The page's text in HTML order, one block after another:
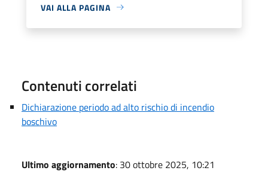
VAI ALLA PAGINA
Contenuti correlati
Dichiarazione periodo ad alto rischio di incendio
boschivo
Ultimo aggiornamento: 30 ottobre 2025, 10:21